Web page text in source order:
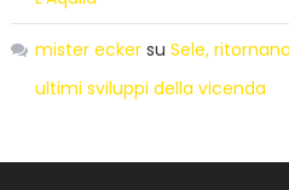
mister eckersu Sele,
ultimi sviluppi della vicenda